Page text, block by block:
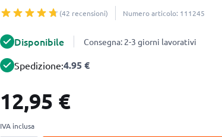
(42 recensioni) Numero articolo: 111245
Disponibile Consegna: 2-3 giorni lavorativi
Spedizione:4.95 €
12,95 €
IVA inclusa